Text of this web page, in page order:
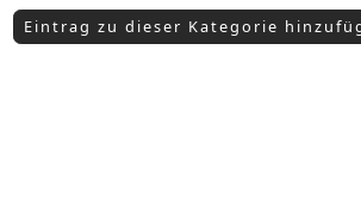
Eintrag zu dieser Kategorie